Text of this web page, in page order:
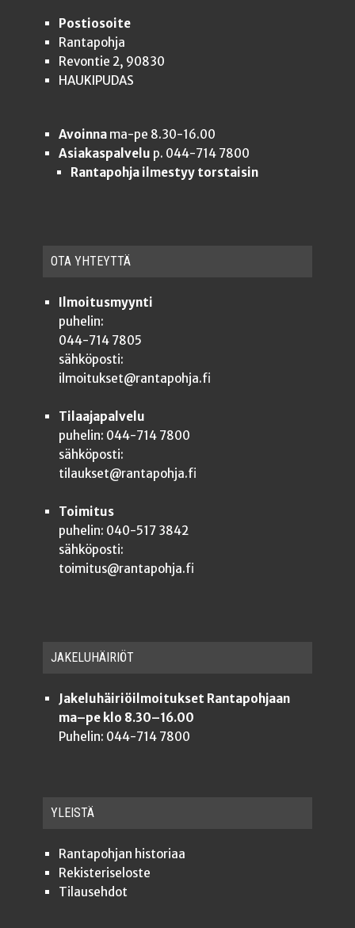
Postiosoite
Rantapohja
Revontie 2, 90830
HAUKIPUDAS
Avoinnama-pe 8.30-16.00
Asiakaspalvelu p. 044-714 7800
Rantapohja ilmestyy torstaisin
OTA YHTEYT­TÄ
Ilmoitusmyynti
puhelin:
044-714 7805
sähköposti:
ilmoitukset@rantapohja.fi
Tilaajapalvelu
puhelin: 044-714 7800
sähköposti:
tilaukset@rantapohja.fi
Toimitus
puhelin: 040-517 3842
sähköposti:
toimitus@rantapohja.fi
JAKE­LU­HÄI­RIÖT
Jakeluhäiriöilmoitukset Rantapohjaan
ma–pe klo 8.30–16.00
Puhelin: 044-714 7800
YLEISTÄ
Ran­ta­poh­jan historiaa
Rekis­te­ri­se­los­te
Tilauseh­dot